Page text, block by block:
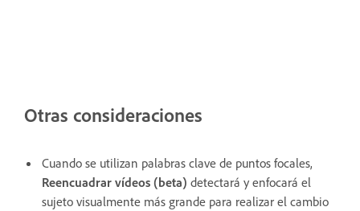
Otras consideraciones
Cuando se utilizan palabras clave de puntos focales,
Reencuadrar vídeos (beta) detectará y enfocará el
sujeto visualmente más grande para realizar el cambio